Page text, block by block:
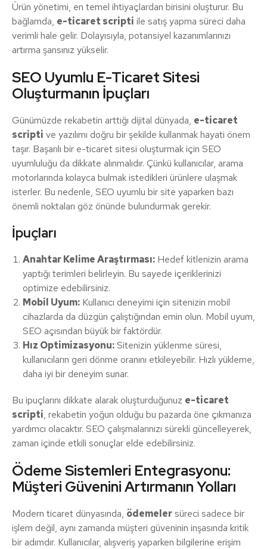
Ürün yönetimi, en temel ihtiyaçlardan birisini oluşturur. Bu
bağlamda, e-ticaret scripti ile satış yapma süreci daha
verimli hale gelir. Dolayısıyla, potansiyel kazanımlarınızı
artırma şansınız yükselir.
SEO Uyumlu E-Ticaret Sitesi
Oluşturmanın İpuçları
Günümüzde rekabetin arttığı dijital dünyada, e-ticaret
scripti ve yazılımı doğru bir şekilde kullanmak hayati önem
taşır. Başarılı bir e-ticaret sitesi oluşturmak için SEO
uyumluluğu da dikkate alınmalıdır. Çünkü kullanıcılar, arama
motorlarında kolayca bulmak istedikleri ürünlere ulaşmak
isterler. Bu nedenle, SEO uyumlu bir site yaparken bazı
önemli noktaları göz önünde bulundurmak gerekir.
İpuçları
Anahtar Kelime Araştırması: Hedef kitlenizin arama
yaptığı terimleri belirleyin. Bu sayede içeriklerinizi
optimize edebilirsiniz.
Mobil Uyum: Kullanıcı deneyimi için sitenizin mobil
cihazlarda da düzgün çalıştığından emin olun. Mobil uyum,
SEO açısından büyük bir faktördür.
Hız Optimizasyonu:Sitenizin yüklenme süresi,
kullanıcıların geri dönme oranını etkileyebilir. Hızlı yükleme,
daha iyi bir deneyim sunar.
Bu ipuçlarını dikkate alarak oluşturduğunuz e-ticaret
scripti, rekabetin yoğun olduğu bu pazarda öne çıkmanıza
yardımcı olacaktır. SEO çalışmalarınızı sürekli güncelleyerek,
zaman içinde etkili sonuçlar elde edebilirsiniz.
Ödeme Sistemleri Entegrasyonu:
Müşteri Güvenini Artırmanın Yolları
Modern ticaret dünyasında, ödemeler süreci sadece bir
işlem değil, aynı zamanda müşteri güveninin inşasında kritik
bir adımdır. Kullanıcılar, alışveriş yaparken bilgilerine erişim